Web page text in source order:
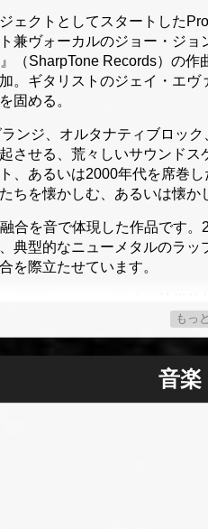
ェクトとしてスタートした
兼ヴォーカルのジョー・ジ
（SharpTone Records）の
。ギタリストのジェイ・エ
固める。
ンジ、オルタナティブロッ
させる、荒々しいサウンド
、あるいは2000年代を席巻
ちを懐かしむ、あるいは懐か
合を音で体現した作品です
典型的なニューメタルのラ
を際立たせています。
いうテーマを扱っています
の教えで対抗しています。
評のある Profiler は、英国全
、Whitechapel) を獲得し
もっ
音楽